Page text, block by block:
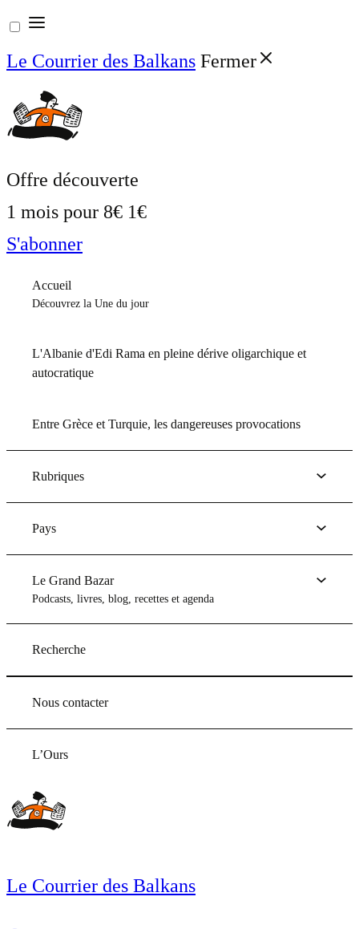
Aller
au
contenu
Le Courrier des Balkans Fermer
Offre découverte
1 mois pour 8€ 1€
S'abonner
Accueil
Découvrez la Une du jour
L'Albanie d'Edi Rama en pleine dérive oligarchique et
autocratique
Entre Grèce et Turquie, les dangereuses provocations
Rubriques
Pays
Le Grand Bazar
Podcasts, livres, blog, recettes et agenda
Recherche
Nous contacter
L’Ours
Le Courrier des Balkans